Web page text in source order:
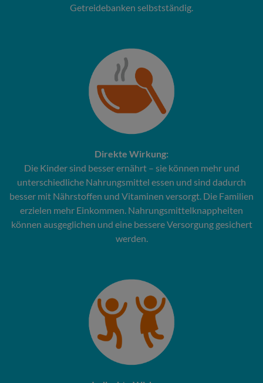
Getreidebanken selbstständig.
Direkte Wirkung:
Die Kinder sind besser ernährt – sie können mehr und
unterschiedliche Nahrungsmittel essen und sind dadurch
besser mit Nährstoffen und Vitaminen versorgt. Die Familien
erzielen mehr Einkommen. Nahrungsmittelknappheiten
können ausgeglichen und eine bessere Versorgung gesichert
werden.